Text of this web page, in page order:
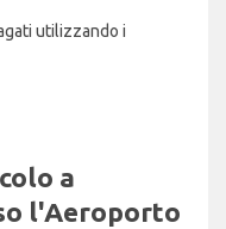
utilizzando i
a
l'Aeroporto